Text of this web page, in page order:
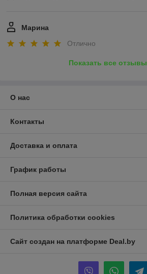
Марина
Отлично
Показать все отзывы
О нас
Контакты
Доставка и оплата
График работы
Полная версия сайта
Политика обработки cookies
Сайт создан на платформе Deal.by